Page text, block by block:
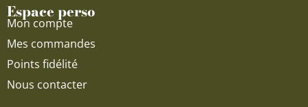
Espace perso
Mon compte
Mes commandes
Points fidélité
Nous contacter